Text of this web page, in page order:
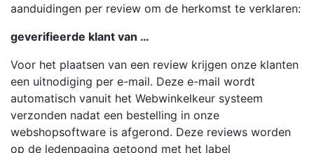
aanduidingen per review om de herkomst te verklaren:
geverifieerde klant van …
Voor het plaatsen van een review krijgen onze klanten
een uitnodiging per e-mail. Deze e-mail wordt
automatisch vanuit het Webwinkelkeur systeem
verzonden nadat een bestelling in onze
webshopsoftware is afgerond. Deze reviews worden
op de ledenpagina getoond met het label